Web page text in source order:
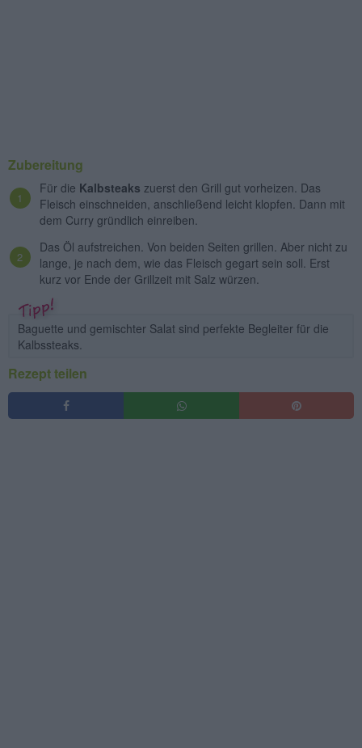
Zubereitung
Für die Kalbsteaks zuerst den Grill gut vorheizen. Das
Fleisch einschneiden, anschließend leicht klopfen. Dann mit
dem Curry gründlich einreiben.
Das Öl aufstreichen. Von beiden Seiten grillen. Aber nicht zu
lange, je nach dem, wie das Fleisch gegart sein soll. Erst
kurz vor Ende der Grillzeit mit Salz würzen.
Baguette und gemischter Salat sind perfekte Begleiter für die
Kalbssteaks.
Rezept teilen